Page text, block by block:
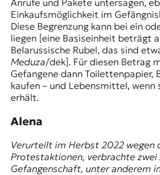
Einkaufsmöglichkeit im
Diese Begrenzung kann bei ein
liegen [eine Basiseinheit beträgt
Belarussische Rubel, das sind
Meduza/dek]. Für diesen Betrag
Gefangene dann Toilettenpapier,
kaufen – und Lebensmittel, wenn
erhält.
Alena
Verurteilt im Herbst 2022 wegen
Protestaktionen, verbrachte zwei
Gefangenschaft, unter anderem